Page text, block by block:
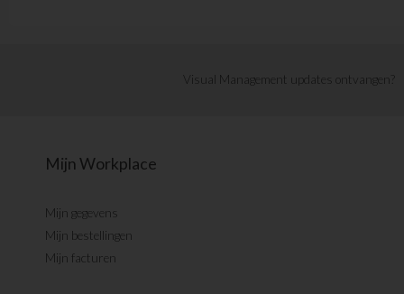
Visual Management updates ontvangen?
Mijn Workplace
Mijn gegevens
Mijn bestellingen
Mijn facturen